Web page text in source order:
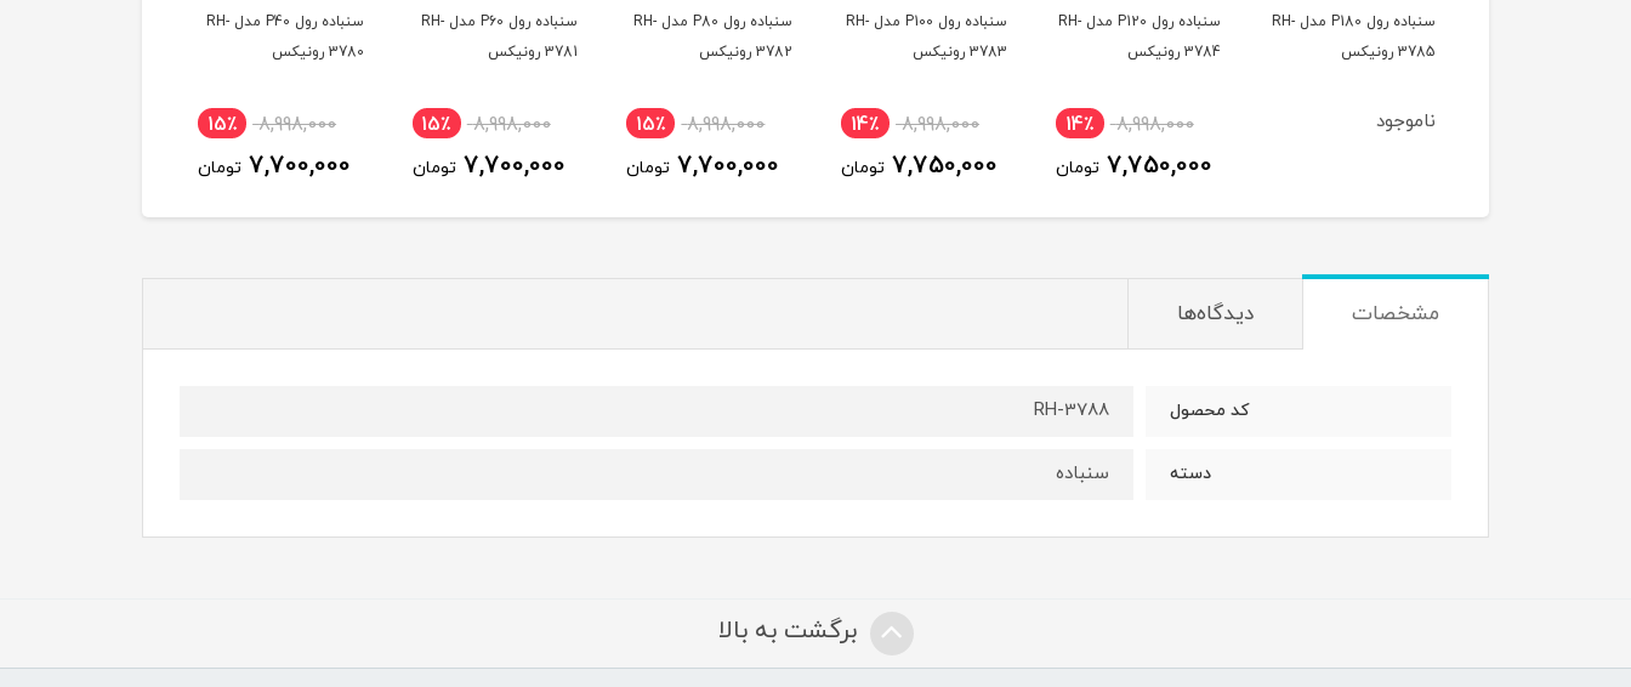
سنباده رول P180 مدل RH-
3785 رونیکس
ناموجود
سنباده رول P120 مدل RH-
3784 رونیکس
8,998,000 14٪
7,750,000 تومان
سنباده رول P100 مدل RH-
3783 رونیکس
8,998,000 14٪
7,750,000 تومان
سنباده رول P80 مدل RH-
3782 رونیکس
8,998,000 15٪
7,700,000 تومان
سنباده رول P60 مدل RH-
3781 رونیکس
8,998,000 15٪
7,700,000 تومان
سنباده رول P40 مدل RH-
3780 رونیکس
8,998,000 15٪
7,700,000 تومان
مشخصات دیدگاه‌ها
کد محصول RH-3788
دسته سنباده
برگشت به بالا